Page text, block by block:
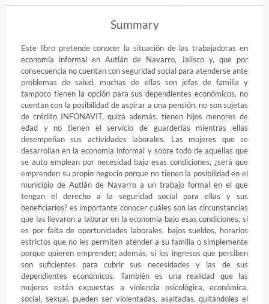
Summary
Este libro pretende conocer la situación de las trabajadoras en
economía informal en Autlán de Navarro, Jalisco y, que por
consecuencia no cuentan con seguridad social para atenderse ante
problemas de salud, muchas de ellas son jefas de familia y
tampoco tienen la opción para sus dependientes económicos, no
cuentan con la posibilidad de aspirar a una pensión, no son sujetas
de crédito INFONAVIT, quizá además, tienen hijos menores de
edad y no tienen el servicio de guarderías mientras ellas
desempeñan sus actividades laborales. Las mujeres que se
desarrollan en la economía informal y sobre todo de aquellas que
se auto emplean por necesidad bajo esas condiciones, ¿será que
emprenden su propio negocio porque no tienen la posibilidad en el
municipio de Autlán de Navarro a un trabajo formal en el que
tengan el derecho a la seguridad social para ellas y sus
beneficiarios? es importante conocer cuáles son las circunstancias
que las llevaron a laborar en la economía bajo esas condiciones, si
es por falta de oportunidades laborales, bajos sueldos, horarios
estrictos que no les permiten atender a su familia o simplemente
porque quieren emprender; además, si los ingresos que perciben
son suficientes para cubrir sus necesidades y las de sus
dependientes económicos. También es una realidad que las
mujeres están expuestas a violencia psicológica, económica,
social, sexual, pueden ser violentadas, asaltadas, quitándoles el